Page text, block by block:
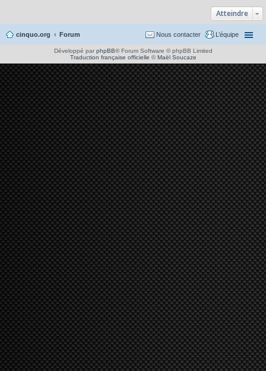
Atteindre
cinquo.org Forum L’équipe
Nous contacter
Développé par phpBB® Forum Software © phpBB Limited
Traduction française officielle ©Maël Soucaze